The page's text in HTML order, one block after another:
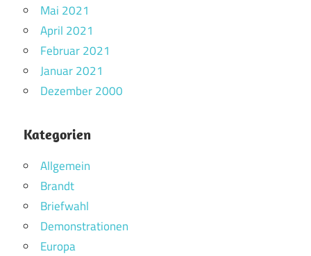
Mai 2021
April 2021
Februar 2021
Januar 2021
Dezember 2000
Kategorien
Allgemein
Brandt
Briefwahl
Demonstrationen
Europa